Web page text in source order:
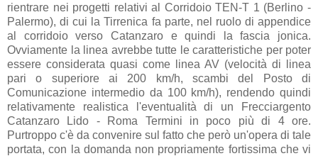
rientrare nei progetti relativi al Corridoio TEN-T 1 (Berlino -
Palermo), di cui la Tirrenica fa parte, nel ruolo di appendice
al corridoio verso Catanzaro e quindi la fascia jonica.
Ovviamente la linea avrebbe tutte le caratteristiche per poter
essere considerata quasi come linea AV (velocità di linea
pari o superiore ai 200 km/h, scambi del Posto di
Comunicazione intermedio da 100 km/h), rendendo quindi
relativamente realistica l'eventualità di un Frecciargento
Catanzaro Lido - Roma Termini in poco più di 4 ore.
Purtroppo c'è da convenire sul fatto che però un'opera di tale
portata, con la domanda non propriamente fortissima che vi